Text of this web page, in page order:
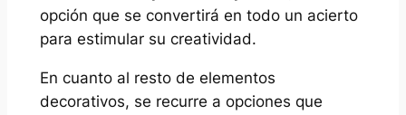
opción que se convertirá en todo un acierto
para estimular su creatividad.
En cuanto al resto de elementos
decorativos, se recurre a opciones que